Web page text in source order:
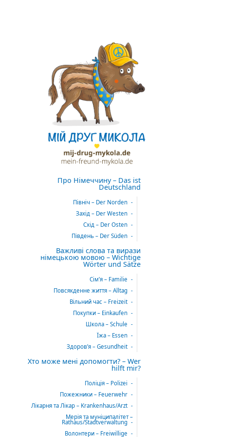
Про Німеччину – Das ist
Deutschland
Північ – Der Norden
Захід – Der Westen
Схід – Der Osten
Південь – Der Süden
Важливі слова та вирази
німецькою мовою – Wichtige
Wörter und Sätze
Сім’я – Familie
Повсякденне життя – Alltag
Вільний час – Freizeit
Покупки – Einkaufen
Школа – Schule
Їжа – Essen
Здоров’я – Gesundheit
Хто може мені допомогти? – Wer
hilft mir?
Поліція – Polizei
Пожежники – Feuerwehr
Лікарня та Лікар – Krankenhaus/Arzt
Мерія та муніципалітет –
Rathaus/Stadtverwaltung
Волонтери – Freiwillige